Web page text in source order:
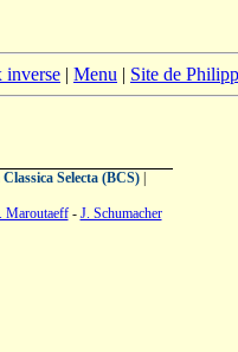
inverse | Menu | Site de
Selecta (BCS)|
Maroutaeff- J. Schumacher